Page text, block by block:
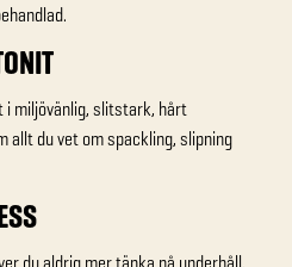
miljövänlig, slitstark, hårt
allt du vet om spackling, slipning